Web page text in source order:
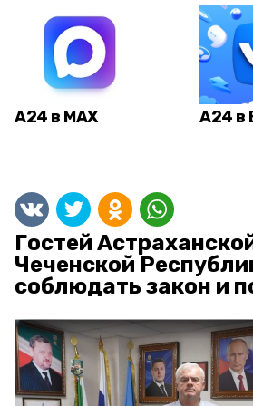
А24 в MAX А24 в
Гостей
Чеченской
соблюдать закон и